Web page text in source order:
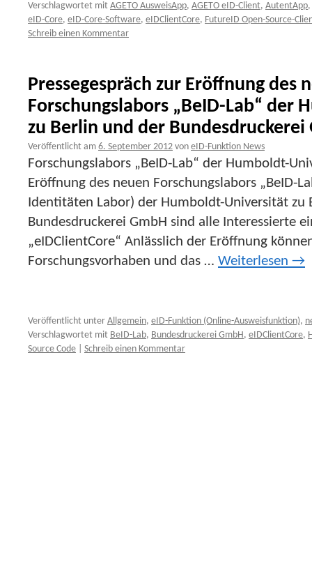
Verschlagwortet mit AGETO AusweisApp, AGETO eID-Client, AutentApp,
eID-Core, eID-Core-Software, eIDClientCore, FutureID Open-Source-
Schreib einen Kommentar
Pressegespräch zur Eröffnung des
Forschungslabors „BeID-Lab“ der
zu Berlin und der Bundesdruckerei
Veröffentlicht am 6. September 2012 von eID-Funktion News
Forschungslabors „BeID-Lab“ der Humboldt-
Eröffnung des neuen Forschungslabors „BeID-
Identitäten Labor) der Humboldt-Universität zu
Bundesdruckerei GmbH sind alle Interessierte
„eIDClientCore“ Anlässlich der Eröffnung
Forschungsvorhaben und das … Weiterlesen →
Veröffentlicht unter Allgemein, eID-Funktion (Online-Ausweisfunktion),
Verschlagwortet mit BeID-Lab, Bundesdruckerei GmbH, eIDClientCore,
Source Code
Schreib einen Kommentar